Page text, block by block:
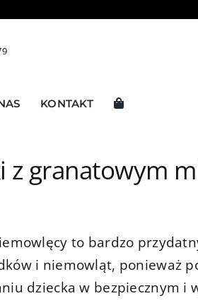
KONTAKT
z granatowym
to bardzo
i niemowląt, ponieważ
dziecka w bezpiecznym i